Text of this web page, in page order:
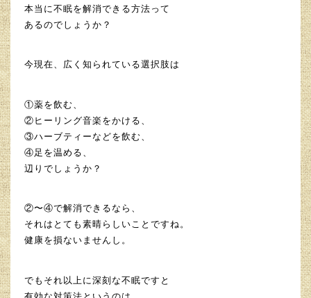
本当に不眠を解消できる方法って
あるのでしょうか？
今現在、広く知られている選択肢は
①薬を飲む、
②ヒーリング音楽をかける、
③ハーブティーなどを飲む、
④足を温める、
辺りでしょうか？
②〜④で解消できるなら、
それはとても素晴らしいことですね。
健康を損ないませんし。
でもそれ以上に深刻な不眠ですと